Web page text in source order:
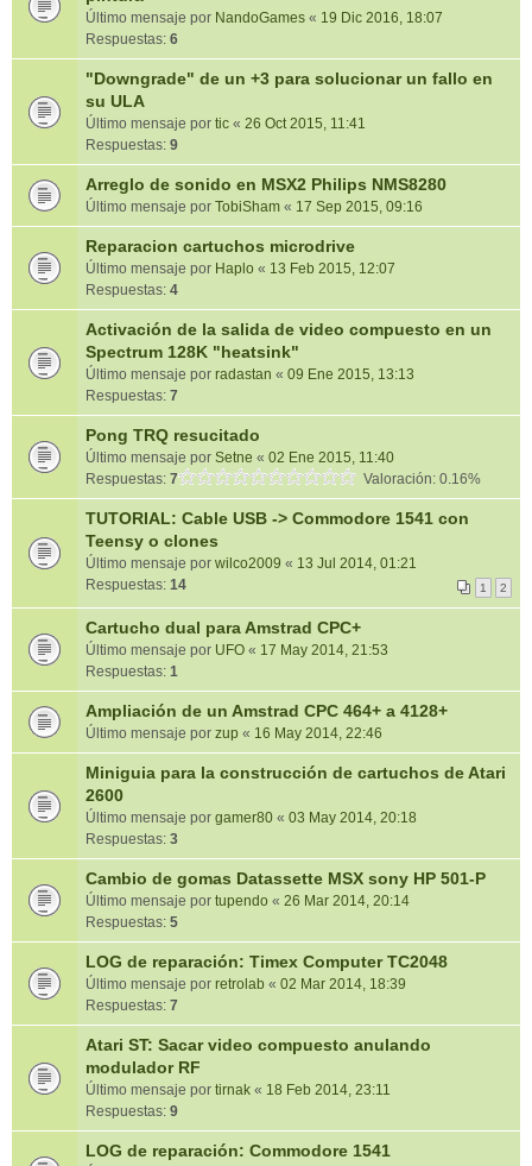
Último mensaje por NandoGames « 19 Dic 2016, 18:07
Respuestas: 6
"Downgrade" de un +3 para solucionar un fallo en
su ULA
Último mensaje por tic « 26 Oct 2015, 11:41
Respuestas: 9
Arreglo de sonido en MSX2 Philips NMS8280
Último mensaje por TobiSham « 17 Sep 2015, 09:16
Reparacion cartuchos microdrive
Último mensaje por Haplo « 13 Feb 2015, 12:07
Respuestas: 4
Activación de la salida de video compuesto en un
Spectrum 128K "heatsink"
Último mensaje por radastan « 09 Ene 2015, 13:13
Respuestas: 7
Pong TRQ resucitado
Último mensaje por Setne « 02 Ene 2015, 11:40
Respuestas: 7 Valoración: 0.16%
TUTORIAL: Cable USB -> Commodore 1541 con
Teensy o clones
Último mensaje por wilco2009 « 13 Jul 2014, 01:21
Respuestas: 14 1 2
Cartucho dual para Amstrad CPC+
Último mensaje por UFO « 17 May 2014, 21:53
Respuestas: 1
Ampliación de un Amstrad CPC 464+ a 4128+
Último mensaje por zup « 16 May 2014, 22:46
Miniguia para la construcción de cartuchos de Atari
2600
Último mensaje por gamer80 « 03 May 2014, 20:18
Respuestas: 3
Cambio de gomas Datassette MSX sony HP 501-P
Último mensaje por tupendo « 26 Mar 2014, 20:14
Respuestas: 5
LOG de reparación: Timex Computer TC2048
Último mensaje por retrolab « 02 Mar 2014, 18:39
Respuestas: 7
Atari ST: Sacar video compuesto anulando
modulador RF
Último mensaje por tirnak « 18 Feb 2014, 23:11
Respuestas: 9
LOG de reparación: Commodore 1541